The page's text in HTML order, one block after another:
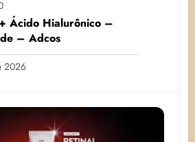
Ácido Hialurônico –
– Adcos
2026